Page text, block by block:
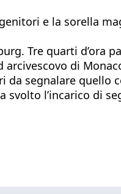
e la sorella
Tre quarti d’ora
di
segnalare quello
l’incarico di